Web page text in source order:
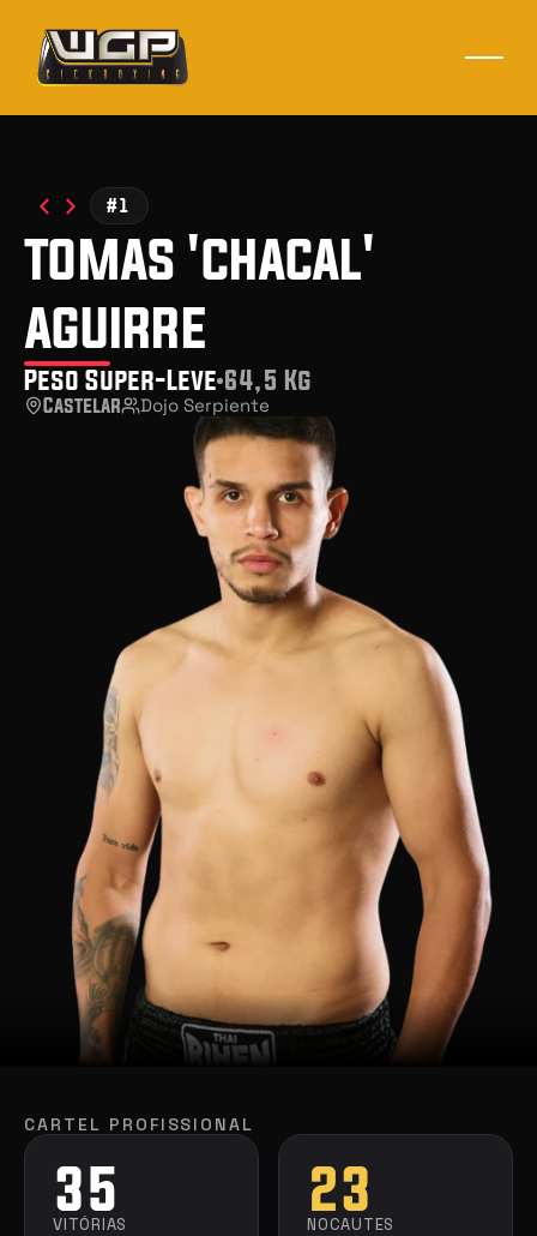
#1
tomas 'chacal'
aguirre
Peso Super-Leve 64,5 Kg
Castelar Dojo Serpiente
CARTEL PROFISSIONAL
35
VITÓRIAS
23
NOCAUTES